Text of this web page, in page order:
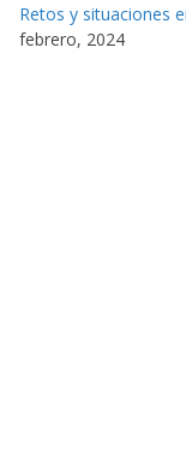
Retos y situaciones
febrero, 2024